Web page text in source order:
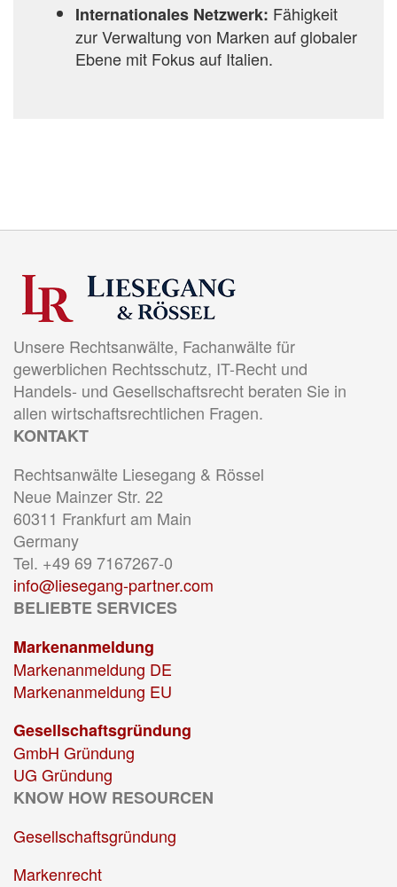
Internationales Netzwerk: Fähigkeit
zur Verwaltung von Marken auf globaler
Ebene mit Fokus auf Italien.
Unsere Rechtsanwälte, Fachanwälte für
gewerblichen Rechtsschutz, IT-Recht und
Handels- und Gesellschaftsrecht beraten Sie in
allen wirtschaftsrechtlichen Fragen.
KONTAKT
Rechtsanwälte Liesegang & Rössel
Neue Mainzer Str. 22
60311 Frankfurt am Main
Germany
Tel. +49 69 7167267-0
info@liesegang-partner.com
BELIEBTE SERVICES
Markenanmeldung
Markenanmeldung DE
Markenanmeldung EU
Gesellschaftsgründung
GmbH Gründung
UG Gründung
KNOW HOW RESOURCEN
Gesellschaftsgründung
Markenrecht